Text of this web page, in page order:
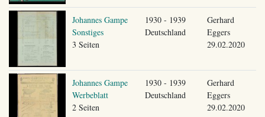
Johannes Gampe
Sonstiges
3 Seiten
1930 - 1939
Deutschland
Gerhard
Eggers
29.02.2020
Johannes Gampe
Werbeblatt
2 Seiten
1930 - 1939
Deutschland
Gerhard
Eggers
29.02.2020